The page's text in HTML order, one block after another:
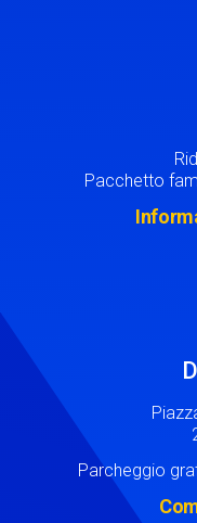
Pacchetto
Parcheggio